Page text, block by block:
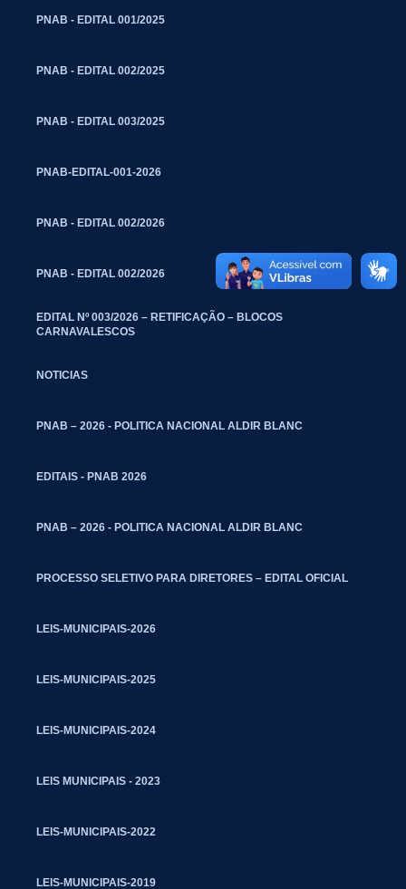
PNAB - EDITAL 001/2025
PNAB - EDITAL 002/2025
PNAB - EDITAL 003/2025
PNAB-EDITAL-001-2026
PNAB - EDITAL 002/2026
PNAB - EDITAL 002/2026
EDITAL Nº 003/2026 – RETIFICAÇÃO – BLOCOS
CARNAVALESCOS
NOTICIAS
PNAB – 2026 - POLITICA NACIONAL ALDIR BLANC
EDITAIS - PNAB 2026
PNAB – 2026 - POLITICA NACIONAL ALDIR BLANC
PROCESSO SELETIVO PARA DIRETORES – EDITAL OFICIAL
LEIS-MUNICIPAIS-2026
LEIS-MUNICIPAIS-2025
LEIS-MUNICIPAIS-2024
LEIS MUNICIPAIS - 2023
LEIS-MUNICIPAIS-2022
LEIS-MUNICIPAIS-2019